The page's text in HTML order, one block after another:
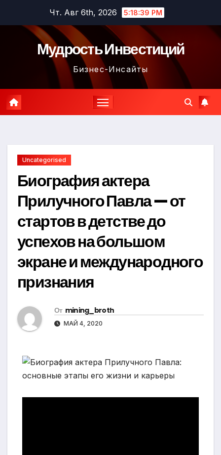
содержимому
Чт. Авг 6th, 2026 5:18:40 PM
Мудрость Инвестиций
Бизнес-Инсайты
Uncategorised
Биография актера
Прилучного Павла — от
стартов в детстве до
успехов на большом
экране и международного
признания
От mining_broth
МАЙ 4, 2020